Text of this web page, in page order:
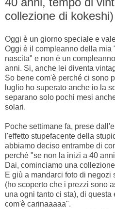
collezione di kokeshi)
Oggi è un giorno speciale e
Oggi è il compleanno della mia
nascita" e non è un
anni. Si, anche lei diventa
So bene com'è perché ci sono
luglio ho superato anche io la
separano solo pochi mesi
solari.
Poche settimane fa, prese
l'effetto stupefacente della
abbiamo deciso entrambe di
perché "se non la inizi a 40
Dai, cominciamo una
E giù a mandarci foto di negozi
(ho scoperto che i prezzi sono
una ogni tanto ci sta), di
com'è carinaaaaa".